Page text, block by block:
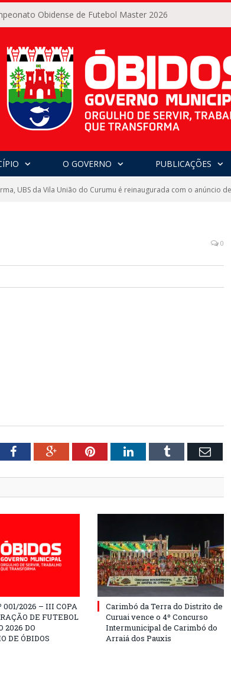
Obidense de Futebol Master 2026
O GOVERNO PUBLICAÇÕES
UBS da Vila União do Curumu é reinaugurada com o anúncio
0
FacebookGoogle+PinterestLinkedInTumblr
001/2026 – III COPA
DE FUTEBOL
2026 DO
DE ÓBIDOS
Carimbó da Terra do Distrito de
Curuai vence o 4º Concurso
Intermunicipal de Carimbó do
Arraiá dos Pauxis